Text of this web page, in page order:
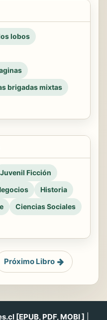
lobos
brigadas mixtas
Juvenil Ficción
Historia
Ciencias Sociales
Próximo Libro
[EPUB, PDF, MOBI ]